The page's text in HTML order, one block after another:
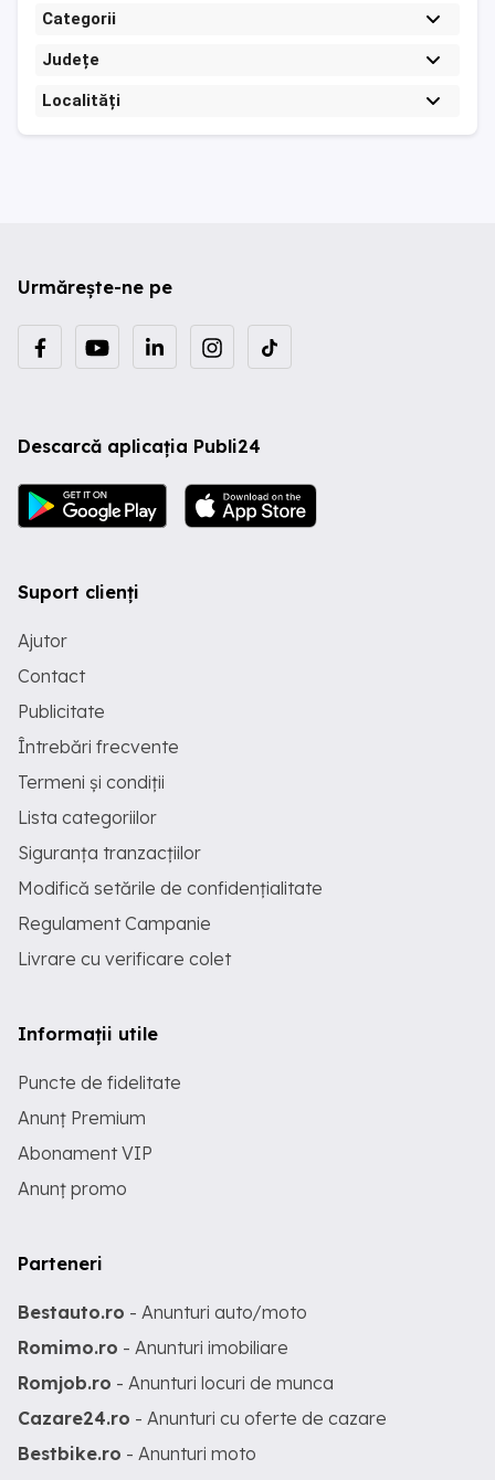
Categorii
Județe
Localități
Urmărește-ne pe
Descarcă aplicația Publi24
Suport clienți
Ajutor
Contact
Publicitate
Întrebări frecvente
Termeni și condiții
Lista categoriilor
Siguranța tranzacțiilor
Modifică setările de confidențialitate
Regulament Campanie
Livrare cu verificare colet
Informații utile
Puncte de fidelitate
Anunț Premium
Abonament VIP
Anunț promo
Parteneri
Bestauto.ro - Anunturi auto/moto
Romimo.ro - Anunturi imobiliare
Romjob.ro - Anunturi locuri de munca
Cazare24.ro - Anunturi cu oferte de cazare
Bestbike.ro - Anunturi moto